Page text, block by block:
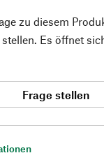
zu diesem
Es öffnet
Frage stellen